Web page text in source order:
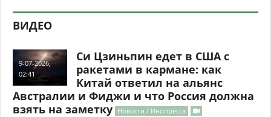
ВИДЕО
9-07-2026,
02:41
Си Цзиньпин едет в США с
ракетами в кармане: как
Китай ответил на альянс
Австралии и Фиджи и что Россия должна
взять на заметку Новости / Инопресса